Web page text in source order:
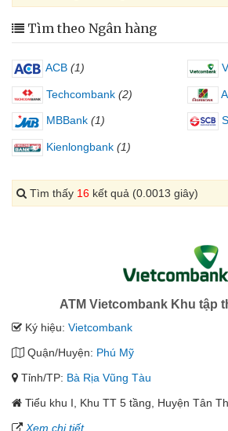
Tìm theo Ngân hàng
ACB (1)
Techcombank (2)
MBBank (1)
Kienlongbank (1)
Tìm thấy 16 kết quả (0.0013 giây)
ATM Vietcombank Khu tập
Ký hiệu: Vietcombank
Quận/Huyện: Phú Mỹ
Tỉnh/TP: Bà Rịa Vũng Tàu
Tiểu khu I, Khu TT 5 tầng, Huyện Tân
Xem chi tiết